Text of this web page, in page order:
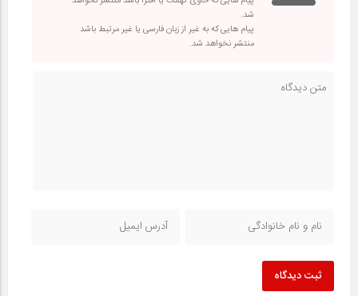
شد.
پیام هایی که به غیر از زبان فارسی یا غیر مرتبط باشد
منتشر نخواهد شد.
ثبت دیدگاه